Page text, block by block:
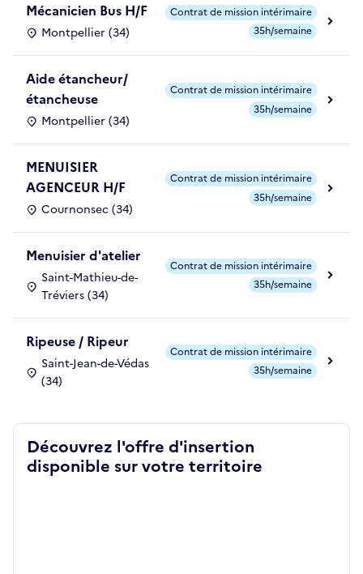
Mécanicien Bus H/F
Montpellier (34)
Contrat de mission intérimaire
35h/semaine
Aide étancheur/
étancheuse
Montpellier (34)
Contrat de mission intérimaire
35h/semaine
MENUISIER
AGENCEUR H/F
Cournonsec (34)
Contrat de mission intérimaire
35h/semaine
Menuisier d'atelier
Saint-Mathieu-de-
Tréviers (34)
Contrat de mission intérimaire
35h/semaine
Ripeuse / Ripeur
Saint-Jean-de-Védas
(34)
Contrat de mission intérimaire
35h/semaine
Découvrez l'offre d'insertion
disponible sur votre territoire